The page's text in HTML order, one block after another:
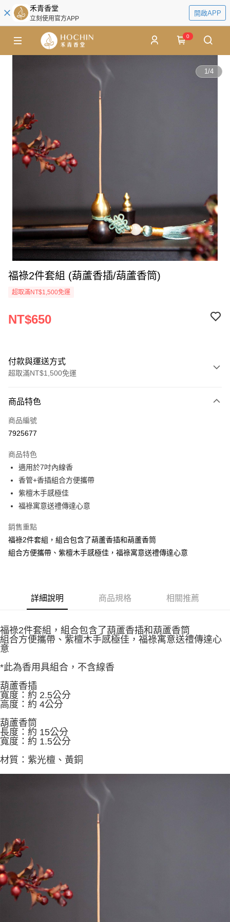
禾青香堂
立刻使用官方APP
開啟APP
0
1/4
福祿2件套組 (葫蘆香插/葫蘆香筒)
超取滿NT$1,500免運
NT$650
付款與運送方式
超取滿NT$1,500免運
信用卡一次付款
超商取貨付款
Apple Pay
街口支付
悠遊付
Google Pay
全盈+PAY
AFTEE先享後付是「在收到商品之後才付款」的支付方式。 讓您購物簡單
便利好安心！
１．簡單：不需註冊會員、不需綁卡、不需儲值。
３．安心：先確認商品／服務後，再付款。
結帳頁面，進行簡訊認證並確認金額後，即可完成結帳。
３．收到繳費通知簡訊後14天內，點擊此簡訊中的連結，可透過四大超商／
ATM／網路銀行／等多元方式進行付款，方視為交易完成。
※ 請注意：結帳手續完成當下不需立刻繳費，但若您需要取消訂單，請聯絡
後付繳納相關費用。
※ 交易是否成功請以「AFTEE先享後付 」之結帳頁面顯示為準，若有關於
是否繳費成功／繳費後需取消欲退款等相關疑問，請聯繫「AFTEE先享後付
易，需依本服務之必要範圍內提供個人資料，並將交易相關給付款項請求債
權轉讓予恩沛科技股份有限公司。
２．關於個人資料處理事宜，請瀏覽以下網址：
３．未成年的使用者請事先徵得法定代理人或監護人之同意方可使用
任。
４．使用「AFTEE先享後付」時，將依據個別帳號之用戶狀況，依本公司即
時審查核予不同之上限額度；若仍有額度不足之情形，本公司將視審查結果
請求用戶進行身份認證。
５．嚴禁一人註冊多個帳號或使用他人資訊註冊。若發現惡意使用之情形，
恩沛科技股份有限公司將有權停止該用戶之使用額度並採取法律行動。
貨到付款
運送方式
全家取貨付款
每筆NT$60，滿NT$1,500(含以上)免運費
付款後全家取貨
每筆NT$60，滿NT$1,500(含以上)免運費
7-11取貨付款
每筆NT$60，滿NT$1,500(含以上)免運費
每筆NT$60，滿NT$1,500(含以上)免運費
每筆NT$100，滿NT$1,500(含以上)免運費
付款後門市自取
免運費
貨到付款
每筆NT$180，滿NT$2,500(含以上)免運費
商品特色
商品編號
7925677
商品特色
適用於7吋內線香
香管+香插組合方便攜帶
紫檀木手感極佳
福祿寓意送禮傳達心意
銷售重點
福祿2件套組，組合包含了葫蘆香插和葫蘆香筒
組合方便攜帶、紫檀木手感極佳，福祿寓意送禮傳達心意
詳細說明 商品規格 相關推薦
福祿2件套組，組合包含了葫蘆香插和葫蘆香筒
組合方便攜帶、紫檀木手感極佳，福祿寓意送禮傳達心
意
*此為香用具組合，不含線香
葫蘆香插
寬度：約 2.5公分
高度：約 4公分
葫蘆香筒
長度：約 15公分
寬度：約 1.5公分
材質：紫光檀、黃銅